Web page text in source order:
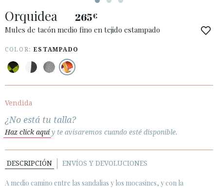
· ATENCIÓN AL CLIENTE
· ENVÍOS
· POLÍTICA DE PRIVACIDAD
· TÉRMINOS Y CONDICIONES
 
SECURE WEB SSL CERTIFICATE © 2026 PURA LOPEZ
Orquidea 265€
Mules de tacón medio fino en tejido estampado
COLOR: ESTAMPADO
Vendida
¿No está tu talla?
Haz click aquíy te avisaremos cuando esté disponible.
DESCRIPCIÓN ENVÍOS Y DEVOLUCIONES
A medio camino entre las sandalias y los mocasines, y con la